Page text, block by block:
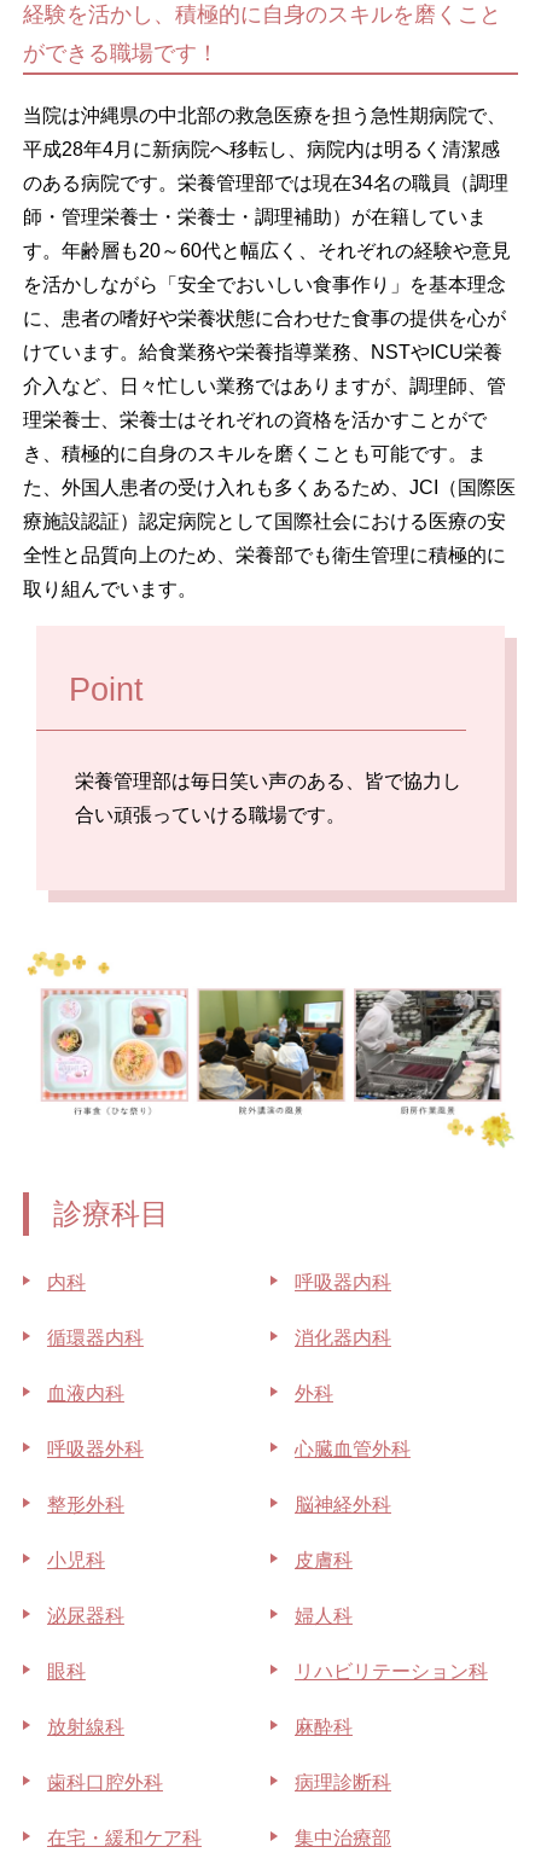
経験を活かし、積極的に自身のスキルを磨くこと
ができる職場です！
当院は沖縄県の中北部の救急医療を担う急性期病院で、
平成28年4月に新病院へ移転し、病院内は明るく清潔感
のある病院です。栄養管理部では現在34名の職員（調理
師・管理栄養士・栄養士・調理補助）が在籍していま
す。年齢層も20～60代と幅広く、それぞれの経験や意見
を活かしながら「安全でおいしい食事作り」を基本理念
に、患者の嗜好や栄養状態に合わせた食事の提供を心が
けています。給食業務や栄養指導業務、NSTやICU栄養
介入など、日々忙しい業務ではありますが、調理師、管
理栄養士、栄養士はそれぞれの資格を活かすことがで
き、積極的に自身のスキルを磨くことも可能です。ま
た、外国人患者の受け入れも多くあるため、JCI（国際医
療施設認証）認定病院として国際社会における医療の安
全性と品質向上のため、栄養部でも衛生管理に積極的に
取り組んでいます。
Point
栄養管理部は毎日笑い声のある、皆で協力し
合い頑張っていける職場です。
診療科目
内科 呼吸器内科
循環器内科 消化器内科
血液内科 外科
呼吸器外科 心臓血管外科
整形外科 脳神経外科
小児科 皮膚科
泌尿器科 婦人科
眼科 リハビリテーション科
放射線科 麻酔科
歯科口腔外科 病理診断科
在宅・緩和ケア科 集中治療部